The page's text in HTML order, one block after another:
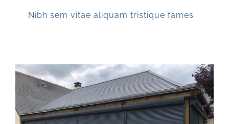
Nibh sem vitae aliquam tristique fames